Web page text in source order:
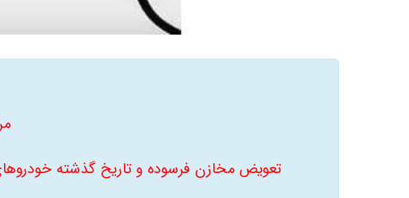
تعویض مخازن فرسوده و تاریخ گذشته